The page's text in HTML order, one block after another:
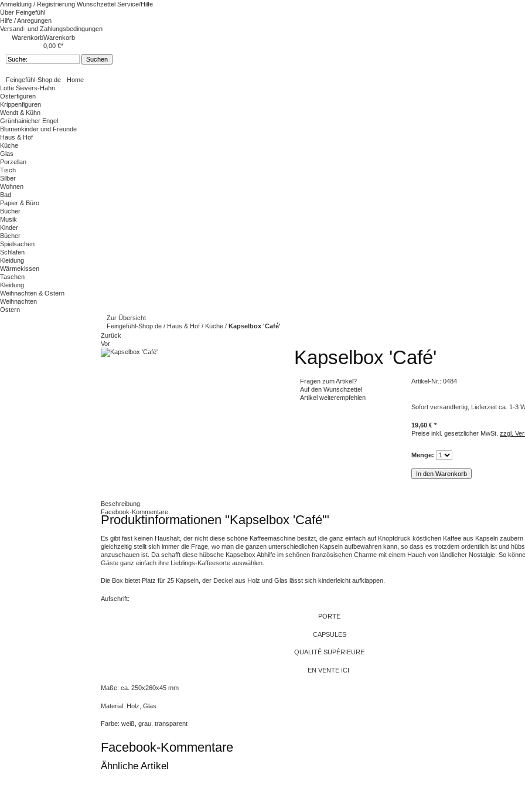
Anmeldung / Registrierung Wunschzettel Service/Hilfe
Über Feingefühl
Hilfe / Anregungen
Versand- und Zahlungsbedingungen
WarenkorbWarenkorb
0,00 €*
Feingefühl-Shop.de
Home
Lotte Sievers-Hahn
Osterfiguren
Krippenfiguren
Wendt & Kühn
Grünhainicher Engel
Blumenkinder und Freunde
Haus & Hof
Küche
Glas
Porzellan
Tisch
Silber
Wohnen
Bad
Papier & Büro
Bücher
Musik
Kinder
Bücher
Spielsachen
Schlafen
Kleidung
Wärmekissen
Taschen
Kleidung
Weihnachten & Ostern
Weihnachten
Ostern
Zur Übersicht
Feingefühl-Shop.de / Haus & Hof / Küche / Kapselbox 'Café'
Zurück
Vor
Kapselbox 'Café'
Fragen zum Artikel?
Auf den Wunschzettel
Artikel weiterempfehlen
Artikel-Nr.: 0484
Sofort versandfertig, Lieferzeit ca. 1-3
19,60 € *
Preise inkl. gesetzlicher MwSt. zzgl.
Menge:
Beschreibung
Facebook-Kommentare
Produktinformationen "Kapselbox 'Café'"
Es gibt fast keinen Haushalt, der nicht diese schöne Kaffeemaschine besitzt, die ganz einfach auf Knopfdruck köstlichen Kaffee aus Kapseln
gleichzeitig stellt sich immer die Frage, wo man die ganzen unterschiedlichen Kapseln aufbewahren kann, so dass es trotzdem ordentlich ist und
anzuschauen ist. Da schafft diese hübsche Kapselbox Abhilfe im schönen französischen Charme mit einem Hauch von ländlicher Nostalgie. So
Gäste ganz einfach ihre Lieblings-Kaffeesorte auswählen.
Die Box bietet Platz für 25 Kapseln, der Deckel aus Holz und Glas lässt sich kinderleicht aufklappen.
Aufschrift:
PORTE
CAPSULES
QUALITÉ SUPÉRIEURE
EN VENTE ICI
Maße: ca. 250x260x45 mm
Material: Holz, Glas
Farbe: weiß, grau, transparent
Facebook-Kommentare
Ähnliche Artikel